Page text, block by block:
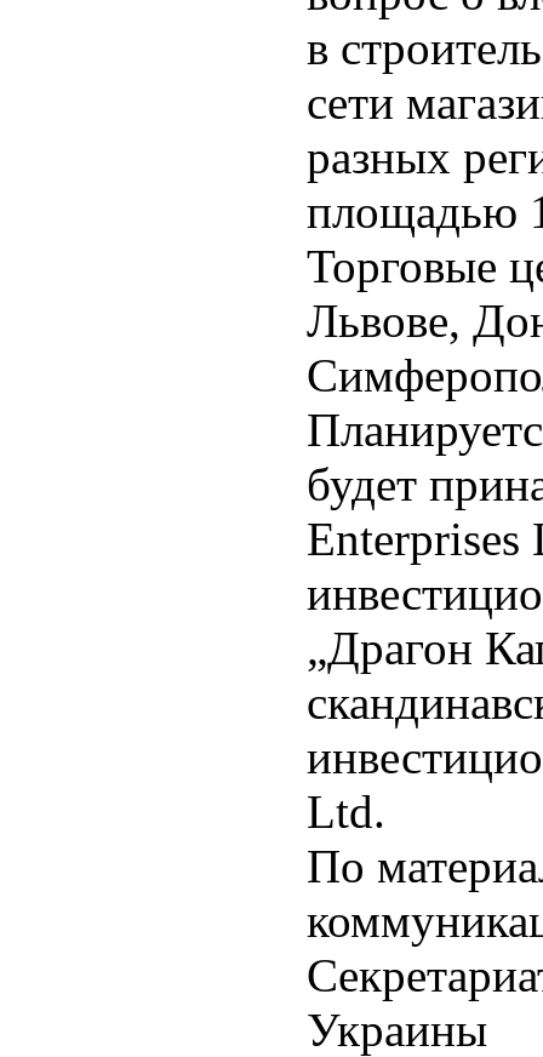
в
сети
разных
площадью
Торговые
Львове,
будет
„Драгон
Ltd.
По
Украины